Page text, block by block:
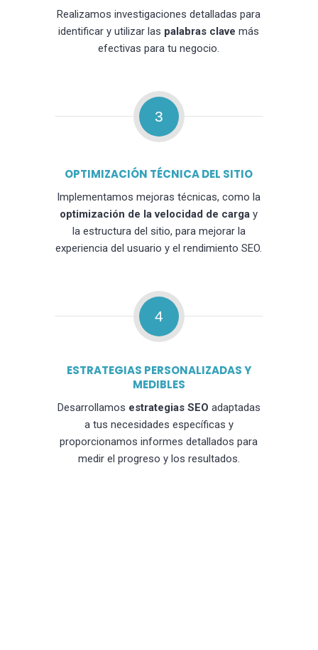
Realizamos investigaciones detalladas para
identificar y utilizar las palabras clave más
efectivas para tu negocio.
3
OPTIMIZACIÓN TÉCNICA DEL SITIO
Implementamos mejoras técnicas, como la
optimización de la velocidad de carga y
la estructura del sitio, para mejorar la
experiencia del usuario y el rendimiento SEO.
4
ESTRATEGIAS PERSONALIZADAS Y
MEDIBLES
Desarrollamos estrategias SEO adaptadas
a tus necesidades específicas y
proporcionamos informes detallados para
medir el progreso y los resultados.